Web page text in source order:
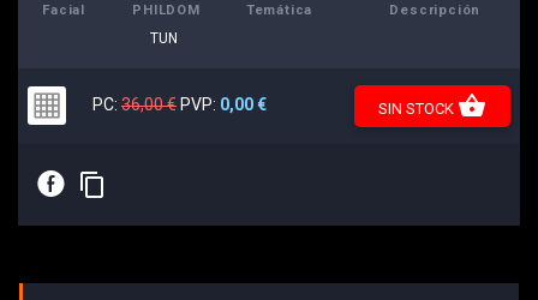
Facial PHILDOM Temática Descripción
TUN
PC: 36,00 € PVP: 0,00 € SIN STOCK shopping_basket
E content_copy